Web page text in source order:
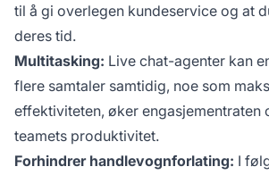
til å gi overlegen kundeservice og at
deres tid.
Multitasking: Live chat-agenter kan
flere samtaler samtidig, noe som
effektiviteten, øker engasjementraten
teamets produktivitet.
Forhindrer handlevognforlating: I